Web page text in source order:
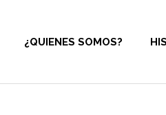
¿QUIENES SOMOS?